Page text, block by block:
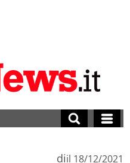
diil 18/12/2021